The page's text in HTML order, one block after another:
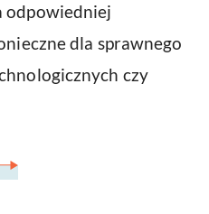
odpowiedniej
dla sprawnego
czy